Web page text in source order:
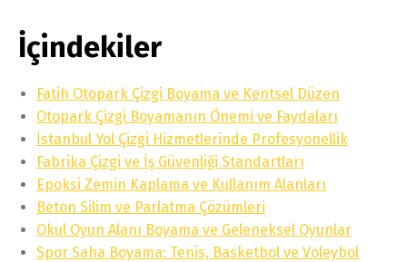
İçindekiler
Fatih Otopark Çizgi Boyama ve Kentsel Düzen
Otopark Çizgi Boyamanın Önemi ve Faydaları
İstanbul Yol Çizgi Hizmetlerinde Profesyonellik
Fabrika Çizgi ve İş Güvenliği Standartları
Epoksi Zemin Kaplama ve Kullanım Alanları
Beton Silim ve Parlatma Çözümleri
Okul Oyun Alanı Boyama ve Geleneksel Oyunlar
Spor Saha Boyama: Tenis, Basketbol ve Voleybol